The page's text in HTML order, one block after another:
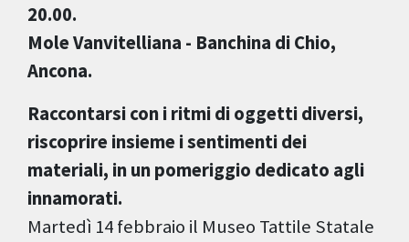
20.00.
Mole Vanvitelliana - Banchina di Chio,
Ancona.
Raccontarsi con i ritmi di oggetti diversi,
riscoprire insieme i sentimenti dei
materiali, in un pomeriggio dedicato agli
innamorati.
Martedì 14 febbraio il Museo Tattile Statale